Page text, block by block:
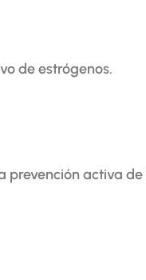
de estrógenos.
prevención activa